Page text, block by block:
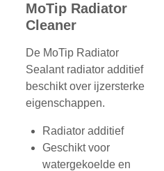
MoTip Radiator
Cleaner
De MoTip Radiator
Sealant radiator additief
beschikt over ijzersterke
eigenschappen.
Radiator additief
Geschikt voor
watergekoelde en